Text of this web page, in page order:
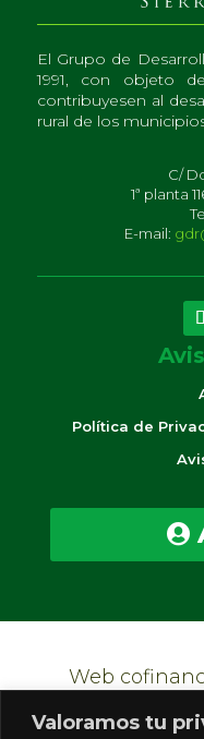
Valoramos tu
El Grupo de
1991, con objeto
contribuyesen al
rural de los
C/
1ª planta
E-mail:
Política de
Web
Unión